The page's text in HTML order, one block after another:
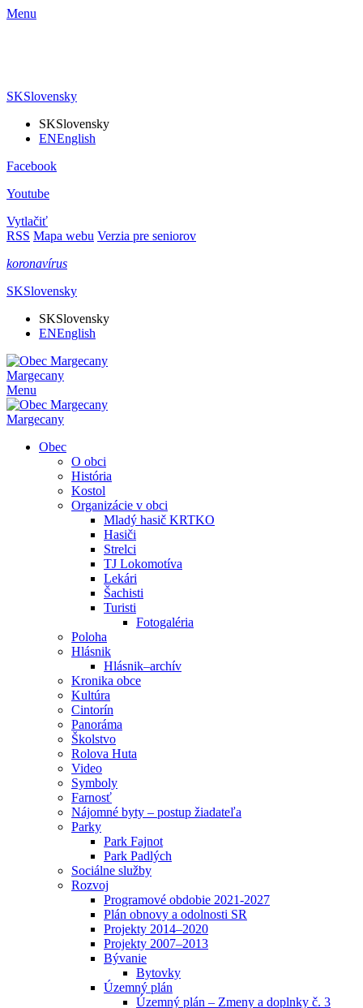
Menu
SKSlovensky
SKSlovensky
ENEnglish
Facebook
Youtube
Vytlačiť
RSS Mapa webu Verzia pre seniorov
koronavírus
SKSlovensky
SKSlovensky
ENEnglish
Margecany
Menu
Margecany
Obec
O obci
História
Kostol
Organizácie v obci
Mladý hasič KRTKO
Hasiči
Strelci
TJ Lokomotíva
Lekári
Šachisti
Turisti
Fotogaléria
Poloha
Hlásnik
Hlásnik–archív
Kronika obce
Kultúra
Cintorín
Panoráma
Školstvo
Rolova Huta
Video
Symboly
Farnosť
Nájomné byty – postup žiadateľa
Parky
Park Fajnot
Park Padlých
Sociálne služby
Rozvoj
Programové obdobie 2021-2027
Plán obnovy a odolnosti SR
Projekty 2014–2020
Projekty 2007–2013
Bývanie
Bytovky
Územný plán
Územný plán – Zmeny a doplnky č. 3